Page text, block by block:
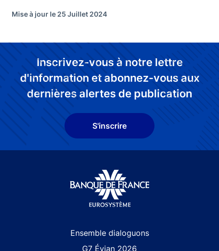
Mise à jour le 25 Juillet 2024
Inscrivez-vous à notre lettre
d'information et abonnez-vous aux
dernières alertes de publication
S'inscrire
Ensemble dialoguons
G7 Évian 2026